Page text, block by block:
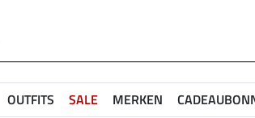
OUTFITS SALE MERKEN